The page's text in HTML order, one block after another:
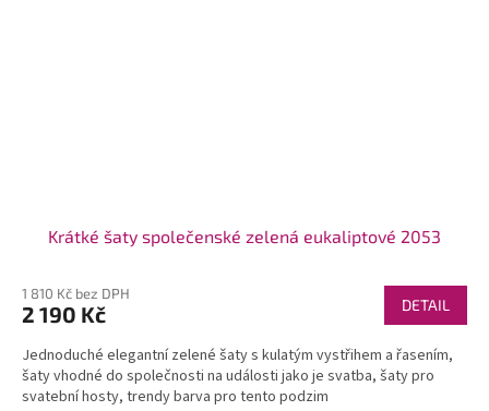
Krátké šaty společenské zelená eukaliptové 2053
1 810 Kč bez DPH
2 190 Kč DETAIL
Jednoduché elegantní zelené šaty s kulatým vystřihem a řasením,
šaty vhodné do společnosti na události jako je svatba, šaty pro
svatební hosty, trendy barva pro tento podzim